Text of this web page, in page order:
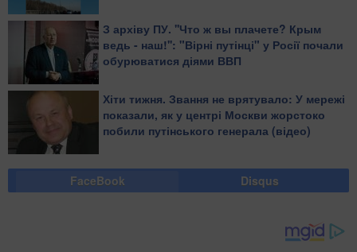
З архіву ПУ. ''Что ж вы плачете? Крым
ведь - наш!'': "Вірні путінці" у Росії почали
обурюватися діями ВВП
Хіти тижня. Звання не врятувало: У мережі
показали, як у центрі Москви жорстоко
побили путінського генерала (відео)
FaceBook Disqus